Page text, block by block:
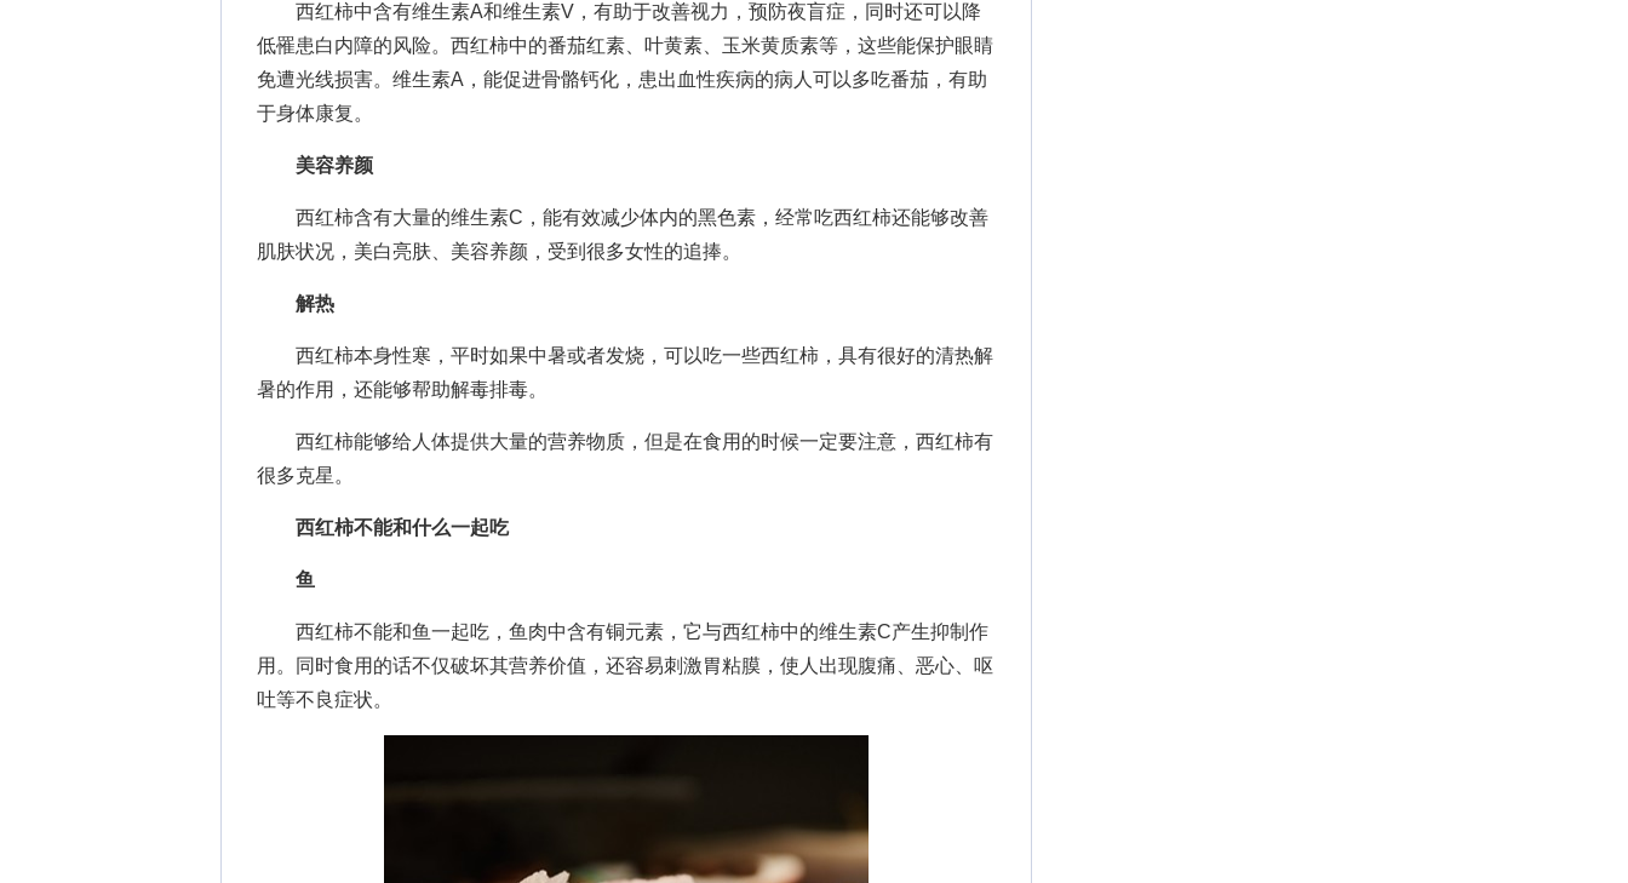
西红柿中含有维生素A和维生素V，有助于改善视力，预防夜盲症，同时还可以降
低罹患白内障的风险。西红柿中的番茄红素、叶黄素、玉米黄质素等，这些能保护眼睛
免遭光线损害。维生素A，能促进骨骼钙化，患出血性疾病的病人可以多吃番茄，有助
于身体康复。
美容养颜
西红柿含有大量的维生素C，能有效减少体内的黑色素，经常吃西红柿还能够改善
肌肤状况，美白亮肤、美容养颜，受到很多女性的追捧。
解热
西红柿本身性寒，平时如果中暑或者发烧，可以吃一些西红柿，具有很好的清热解
暑的作用，还能够帮助解毒排毒。
西红柿能够给人体提供大量的营养物质，但是在食用的时候一定要注意，西红柿有
很多克星。
西红柿不能和什么一起吃
鱼
西红柿不能和鱼一起吃，鱼肉中含有铜元素，它与西红柿中的维生素C产生抑制作
用。同时食用的话不仅破坏其营养价值，还容易刺激胃粘膜，使人出现腹痛、恶心、呕
吐等不良症状。